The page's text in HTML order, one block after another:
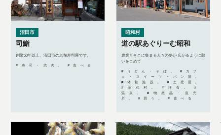
沼田市
司鮨
創業50年以上、沼田市の老舗寿司屋です。
#寿司・焼肉, #食べる
昭和村
道の駅あぐりーむ昭和
農業とそこに集まる人々の夢が 広がるように願
いをこめて
#うどん・そば, #カフ
ェ・スイーツ・パン屋,
#体験施設, #土産屋,
#昭和村, #洋食, #
温泉, #物産品・直売
所, #買う, #食べる